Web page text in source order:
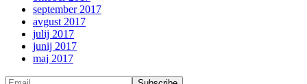
september 2017
avgust 2017
julij 2017
junij 2017
maj 2017